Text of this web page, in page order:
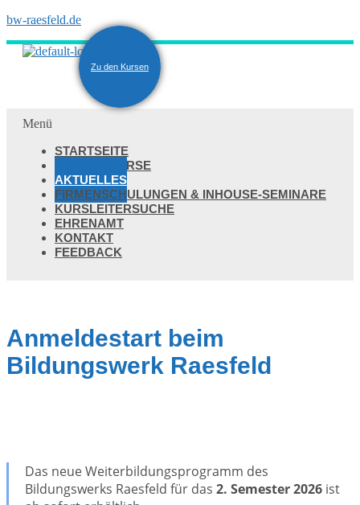
bw-raesfeld.de
Zu den Kursen
Menü
STARTSEITE
UNSERE KURSE
AKTUELLES
FIRMENSCHULUNGEN & INHOUSE-SEMINARE
KURSLEITERSUCHE
EHRENAMT
KONTAKT
FEEDBACK
Anmeldestart beim
Bildungswerk Raesfeld
Das neue Weiterbildungsprogramm des
Bildungswerks Raesfeld für das 2. Semester 2026 ist